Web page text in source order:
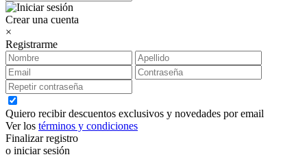
Crear una cuenta
×
Registrarme
Quiero recibir descuentos exclusivos y novedades por email
Ver los términos y condiciones
Finalizar registro
o iniciar sesión